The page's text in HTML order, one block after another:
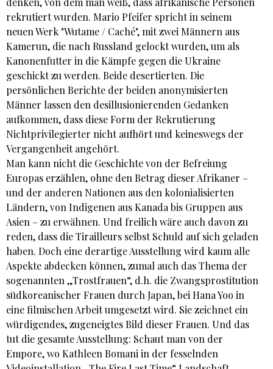
rekrutiert wurden. Mario Pfeifer spricht in seinem
neuen Werk "Wutame / Caché", mit zwei Männern aus
Kamerun, die nach Russland gelockt wurden, um als
Kanonenfutter in die Kämpfe gegen die Ukraine
geschickt zu werden. Beide desertierten. Die
persönlichen Berichte der beiden anonymisierten
Männer lassen den desillusionierenden Gedanken
aufkommen, dass diese Form der Rekrutierung
Nichtprivilegierter nicht aufhört und keineswegs der
Vergangenheit angehört.
Man kann nicht die Geschichte von der Befreiung
Europas erzählen, ohne den Betrag dieser Afrikaner –
und der anderen Nationen aus den kolonialisierten
Ländern, von Indigenen aus Kanada bis Gruppen aus
Asien – zu erwähnen. Und freilich wäre auch davon zu
reden, dass die Tirailleurs selbst Schuld auf sich geladen
haben. Doch eine derartige Ausstellung wird kaum alle
Aspekte abdecken können, zumal auch das Thema der
sogenannten „Trostfrauen“, d.h. die Zwangsprostitution
südkoreanischer Frauen durch Japan, bei Hana Yoo in
eine filmischen Arbeit umgesetzt wird. Sie zeichnet ein
würdigendes, zugeneigtes Bild dieser Frauen. Und das
tut die gesamte Ausstellung: Schaut man von der
Empore, wo Kathleen Bomani in der fesselnden